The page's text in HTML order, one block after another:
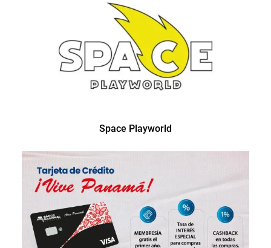
Space Playworld